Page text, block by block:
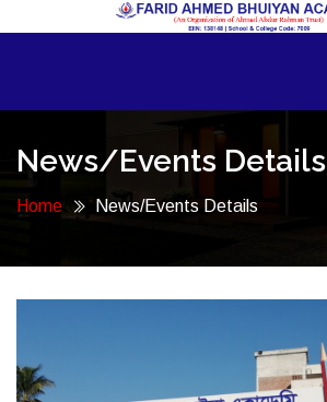
News/Events Details
Home News/Events Details